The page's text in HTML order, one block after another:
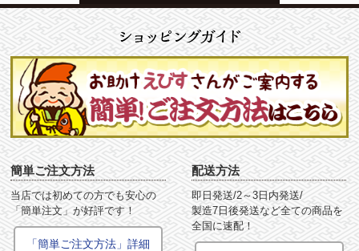
簡単ご注文方法
当店では初めての方でも安心の
「簡単注文」が好評です！
「簡単ご注文方法」詳細
配送方法
即日発送/2～3日内発送/
製造7日後発送など全ての商品を
全国に速配！